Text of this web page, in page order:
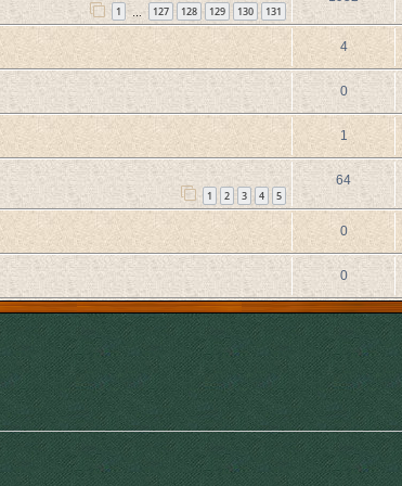
1 127 128 129 130 131
4
0
1
1 2 3 4 5
64
0
0